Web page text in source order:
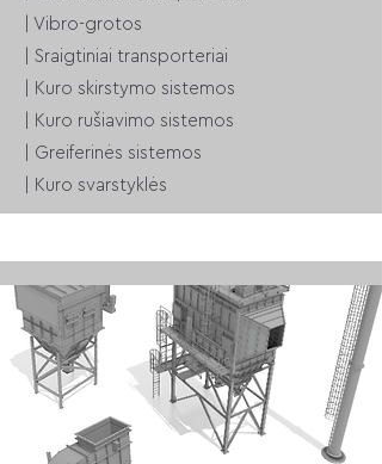
| Vibro-grotos
| Sraigtiniai transporteriai
| Kuro skirstymo sistemos
| Kuro rušiavimo sistemos
| Greiferinės sistemos
| Kuro svarstyklės